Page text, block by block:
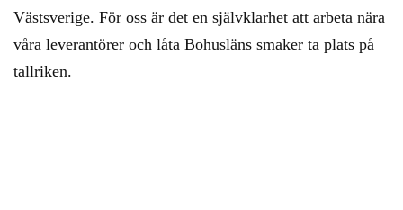
Västsverige. För oss är det en självklarhet att arbeta nära
våra leverantörer och låta Bohusläns smaker ta plats på
tallriken.